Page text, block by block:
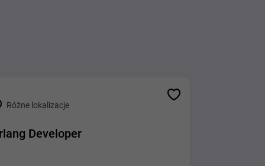
Różne lokalizacje
Developer